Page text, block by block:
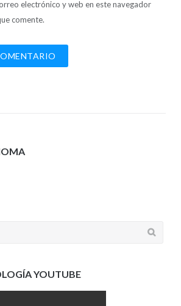
electrónico y web en este navegador
comente.
YOUTUBE